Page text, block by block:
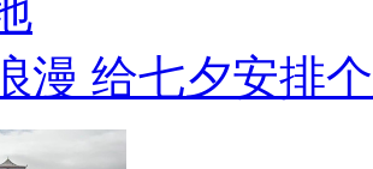
漫 给七夕安排